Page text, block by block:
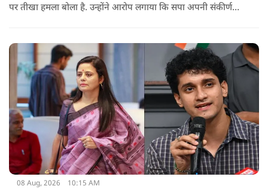
पर तीखा हमला बोला है. उन्होंने आरोप लगाया कि सपा अपनी संकीर्ण
08 Aug, 2026 10:15 AM